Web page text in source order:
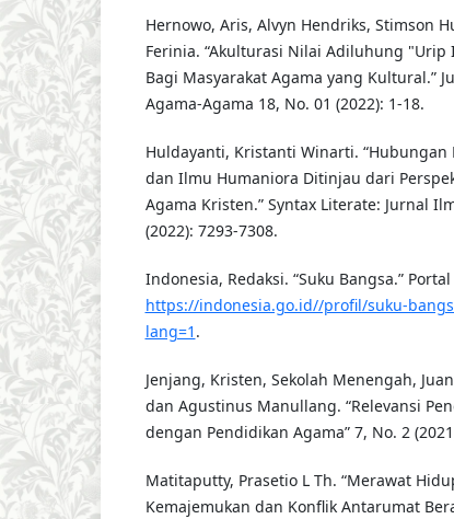
Hernowo, Aris, Alvyn Hendriks, Stimson
Ferinia. “Akulturasi Nilai Adiluhung
Bagi Masyarakat Agama yang Kultural.”
Agama-Agama 18, No. 01 (2022): 1-18.
Huldayanti, Kristanti Winarti. “Hubungan
dan Ilmu Humaniora Ditinjau dari
Agama Kristen.” Syntax Literate: Jurnal
(2022): 7293-7308.
Indonesia, Redaksi. “Suku Bangsa.”
https://indonesia.go.id//profil/suku-
lang=1 .
Jenjang, Kristen, Sekolah Menengah,
dan Agustinus Manullang. “Relevansi
dengan Pendidikan Agama” 7, No. 2
Matitaputty, Prasetio L Th. “Merawat
Kemajemukan dan Konflik Antarumat